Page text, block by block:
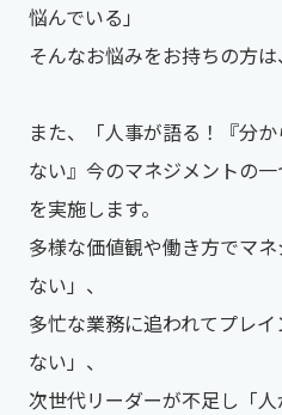
悩んでいる」
そんなお悩みをお持ちの方
また、「人事が語る！『分
ない』今のマネジメントの
を実施します。
多様な価値観や働き方でマ
ない」、
多忙な業務に追われてプレ
ない」、
次世代リーダーが不足し「